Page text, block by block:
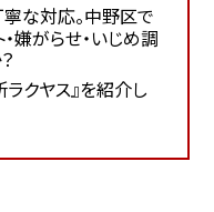
な対応。中野区で
嫌がらせ・いじめ調
クヤス』を紹介し